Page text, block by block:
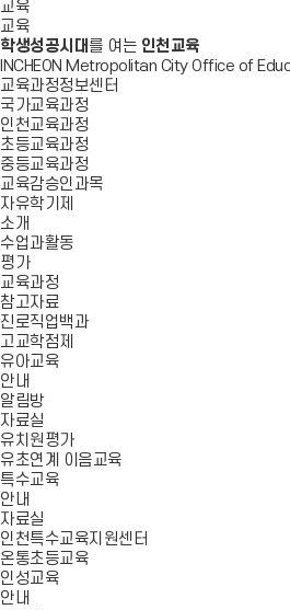
교육
교육
학생성공시대 를 여는 인천교육
INCHEON Metropolitan City Office of
교육과정정보센터
국가교육과정
인천교육과정
초등교육과정
중등교육과정
교육감승인과목
자유학기제
소개
수업과활동
평가
교육과정
참고자료
진로직업백과
고교학점제
유아교육
안내
알림방
자료실
유치원평가
유초연계 이음교육
특수교육
안내
자료실
인천특수교육지원센터
온통초등교육
인성교육
안내